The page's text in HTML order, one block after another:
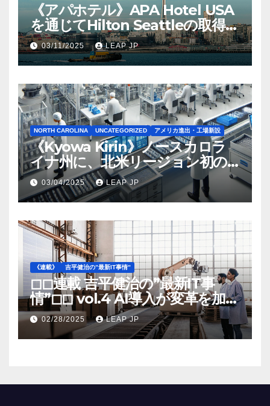
《アパホテル》APA Hotel USA
を通じてHilton Seattleの取得を
完了
03/11/2025 LEAP JP
NORTH CAROLINA UNCATEGORIZED アメリカ進出・工場新設
《Kyowa Kirin》ノースカロラ
イナ州に、北米リージョン初の
工場建設を決定
03/04/2025 LEAP JP
《連載》 吉平健治の”最新IT事情”
◻︎◻︎連載 吉平健治の”最新IT事
情”◻︎◻︎ vol.4 AI導入が変革を加速
する米国製造業の最前線
02/28/2025 LEAP JP